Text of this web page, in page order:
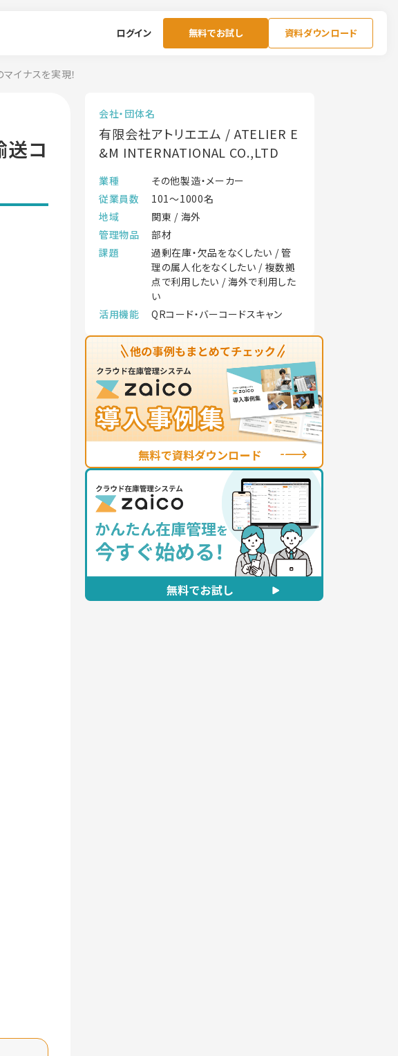
ログイン 無料でお試し 資料ダウンロード
イナスを実現！
コ
会社・団体名
有限会社アトリエエム / ATELIER E
&M INTERNATIONAL CO.,LTD
業種
その他製造・メーカー
従業員数
101〜1000名
地域
関東 / 海外
管理物品
部材
課題
過剰在庫・欠品をなくしたい / 管
理の属人化をなくしたい / 複数拠
点で利用したい / 海外で利用した
い
活用機能
QRコード・バーコードスキャン